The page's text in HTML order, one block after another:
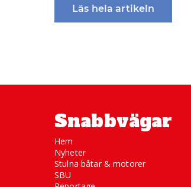
Läs hela artikeln
Snabbvägar
Hem
Nyheter
Stulna båtar & motorer
SBU